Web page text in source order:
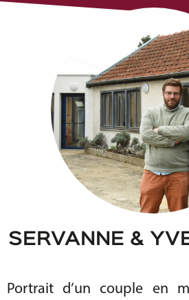
SERVANNE &
Portrait d’un couple en